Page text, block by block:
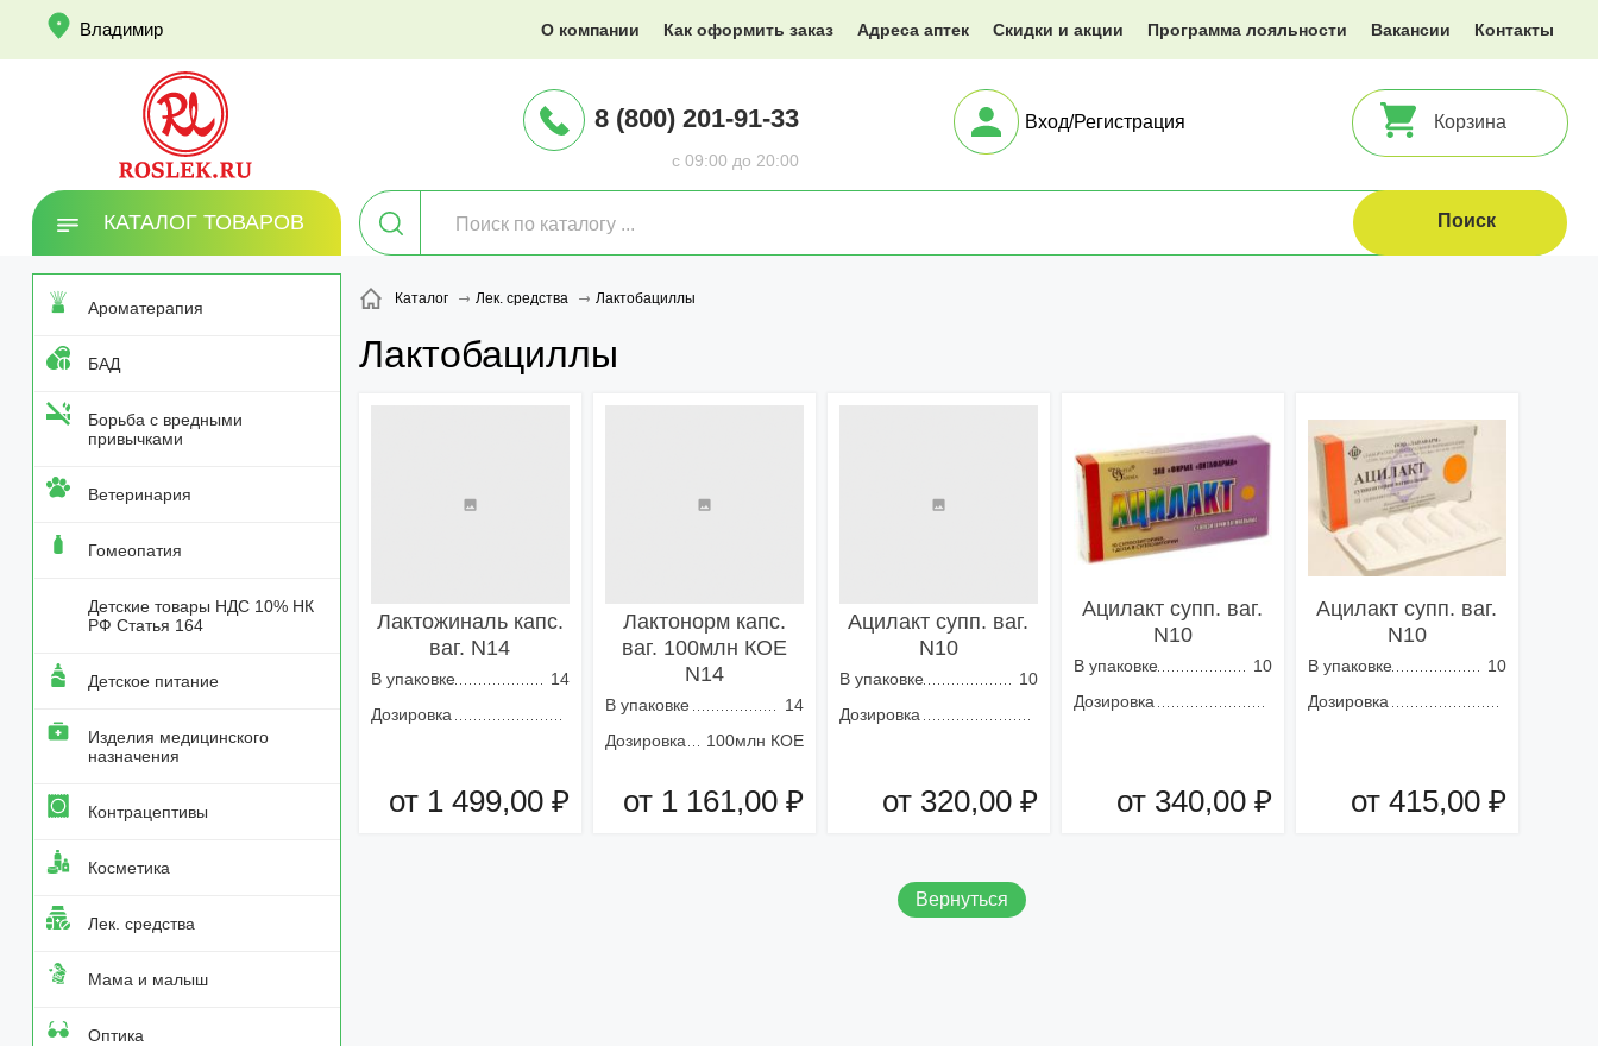
info@XXX.ru
О компании Как оформить заказ Адреса аптек Скидки и акции Программа лояльности Вакансии Контакты
с 09:00 до 20:00
8 (800) 201-91-33 Корзина
Вход/Регистрация
Владимир
КАТАЛОГ ТОВАРОВ
Ароматерапия
БАД
Борьба с вредными
привычками
Ветеринария
Гомеопатия
Детские товары НДС 10% НК
РФ Статья 164
Детское питание
Изделия медицинского
назначения
Контрацептивы
Косметика
Лек. средства
Мама и малыш
Оптика
Каталог Лек. средства Лактобациллы
Лактобациллы
Лактожиналь капс.
ваг. N14
В упаковке
14
Дозировка
от 1 499,00 ₽
Лактонорм капс.
ваг. 100млн КОЕ
N14
В упаковке
14
Дозировка
100млн КОЕ
от 1 161,00 ₽
Ацилакт супп. ваг.
N10
В упаковке
10
Дозировка
от 320,00 ₽
Ацилакт супп. ваг.
N10
В упаковке
10
Дозировка
от 340,00 ₽
Ацилакт супп. ваг.
N10
В упаковке
10
Дозировка
от 415,00 ₽
Вернуться